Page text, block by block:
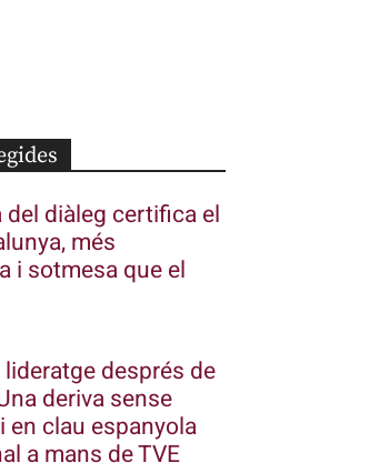
del diàleg certifica el
més
i sotmesa que el
després de
deriva sense
clau espanyola
a mans de TVE